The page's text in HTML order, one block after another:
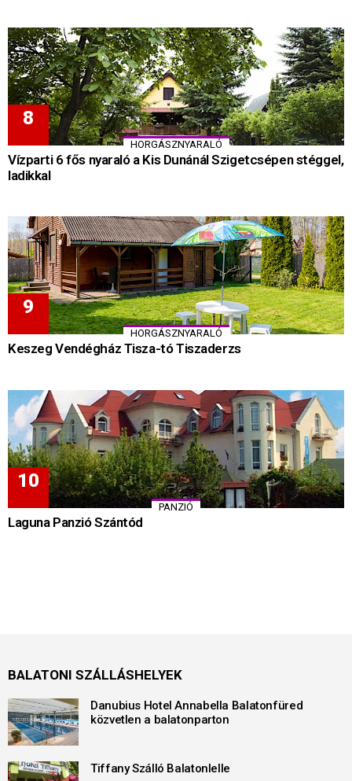
HORGÁSZNYARALÓ
Vízparti 6 fős nyaraló a Kis Dunánál Szigetcsépen stéggel,
ladikkal
HORGÁSZNYARALÓ
Keszeg Vendégház Tisza-tó Tiszaderzs
PANZIÓ
Laguna Panzió Szántód
BALATONI SZÁLLÁSHELYEK
Danubius Hotel Annabella Balatonfüred
közvetlen a balatonparton
Tiffany Szálló Balatonlelle